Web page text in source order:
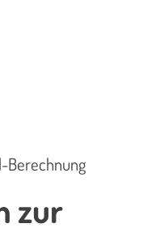
Berechnung
zur